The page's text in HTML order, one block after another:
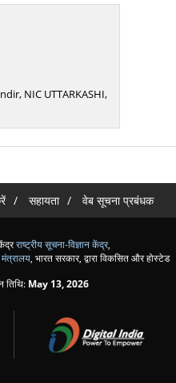
NIC UTTARKASHI,
सहायता वेब सूचना प्रबंधक
राष्ट्रीय सूचना-विज्ञान केंद्र,
मंत्रालय, भारत सरकार, द्वारा विकसित और होस्टेड
तिथि: May 13, 2026